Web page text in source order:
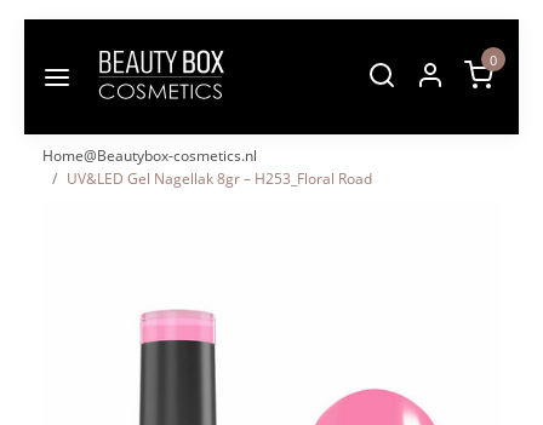
0
Home@Beautybox-cosmetics.nl
UV&LED Gel Nagellak 8gr – H253_Floral Road